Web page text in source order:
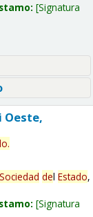
Signatura
Oeste,
.
Sociedad del Estado,
Signatura